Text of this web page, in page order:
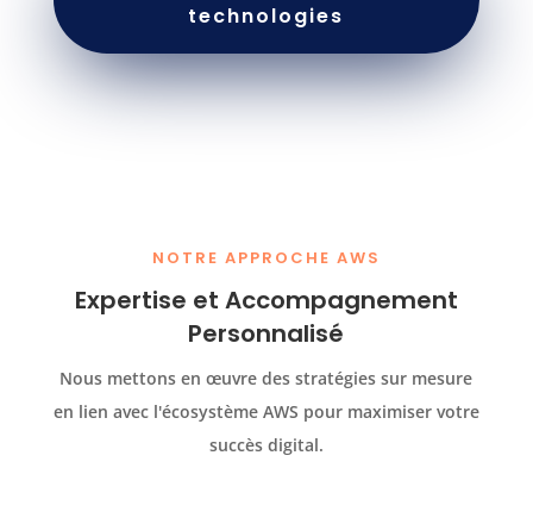
technologies
NOTRE APPROCHE AWS
Expertise et Accompagnement
Personnalisé
Nous mettons en œuvre des stratégies sur mesure
en lien avec l'écosystème AWS pour maximiser votre
succès digital.